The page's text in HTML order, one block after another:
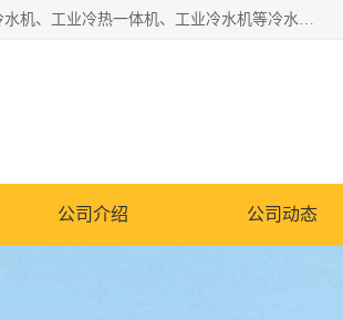
南京康嘉温控设备有限公司是一家工业冷水机厂家，主营产品：低温冷水机、防爆冷水机、工业冷热一体机、工业冷水机等冷水机，公司依托南京工业大学的技术，汇集众多业内技术，不断管理模式，使得我们的产品始终处于国内成员之一水平，在业界享有很高赞誉，是欧洲、北美、中东、东南亚等多个国家和地区。
公司介绍 公司动态